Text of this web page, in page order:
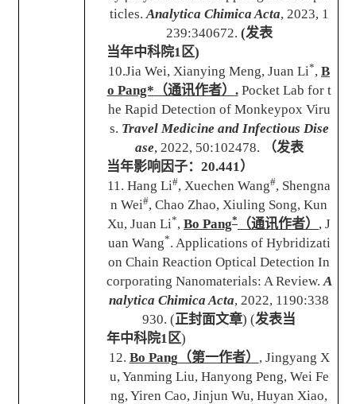
ticles.Analytica Chimica Acta, 2023, 1
239:340672. (发表
当年中科院1 区)
10.Jia Wei, Xianying Meng, Juan Li*, B
o Pang* （通讯作者） .Pocket Lab for t
he Rapid Detection of Monkeypox Viru
s. Travel Medicine and Infectious Dise
ase, 2022, 50:102478.
（发表
当年影响因子： 20.441）
11. Hang Li#, Xuechen Wang#, Shengna
n Wei#, Chao Zhao, Xiuling Song, Kun
Xu, Juan Li*, Bo Pang* （通讯作者） , J
uan Wang*. Applications of Hybridizati
on Chain Reaction Optical Detection In
corporating Nanomaterials: A Review.A
nalytica Chimica Acta, 2022, 1190:338
930. (正封面文章) (发表当
年中科院1 区)
12. Bo Pang （第一作者） , Jingyang X
u, Yanming Liu, Hanyong Peng, Wei Fe
ng, Yiren Cao, Jinjun Wu, Huyan Xiao,